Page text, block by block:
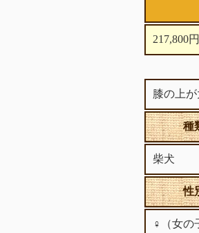
217,800円
膝の上
種
柴犬
性
♀（女の